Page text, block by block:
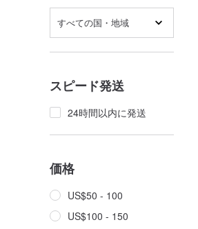
すべての国・地域
スピード発送
24時間以内に発送
価格
US$50 - 100
US$100 - 150